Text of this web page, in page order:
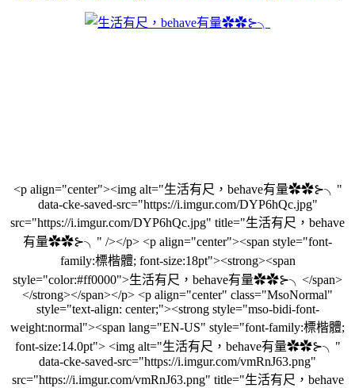
<p align="center"><img alt="生活有尺，behave有量✿✿⊱╮"
data-cke-saved-src="https://i.imgur.com/DYP6hQc.jpg"
src="https://i.imgur.com/DYP6hQc.jpg" title="生活有尺，behave
有量✿✿⊱╮" /></p> <p align="center"><span style="font-
family:標楷體; font-size:18pt"><strong><span
style="color:#ff0000">生活有尺，behave有量✿✿⊱╮</span>
</strong></span></p> <p align="center" class="MsoNormal"
style="text-align: center;"><strong style="mso-bidi-font-
weight:normal"><span lang="EN-US" style="font-family:標楷體;
font-size:14.0pt"> <img alt="生活有尺，behave有量✿✿⊱╮"
data-cke-saved-src="https://i.imgur.com/vmRnJ63.png"
src="https://i.imgur.com/vmRnJ63.png" title="生活有尺，behave